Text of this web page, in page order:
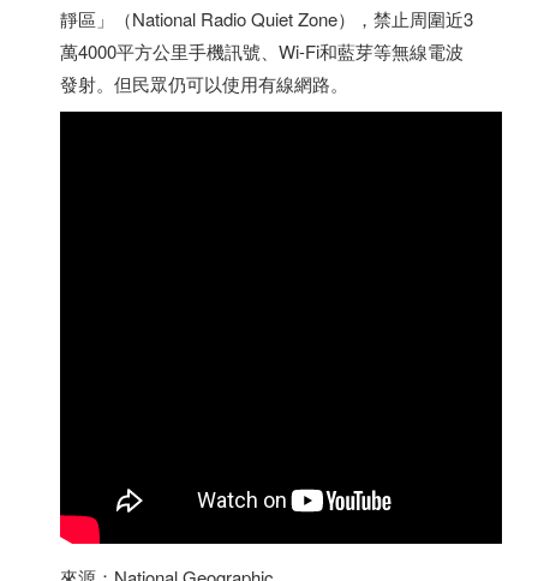
靜區」（National Radio Quiet Zone），禁止周圍近3
萬4000平方公里手機訊號、Wi-Fi和藍芽等無線電波
發射。但民眾仍可以使用有線網路。